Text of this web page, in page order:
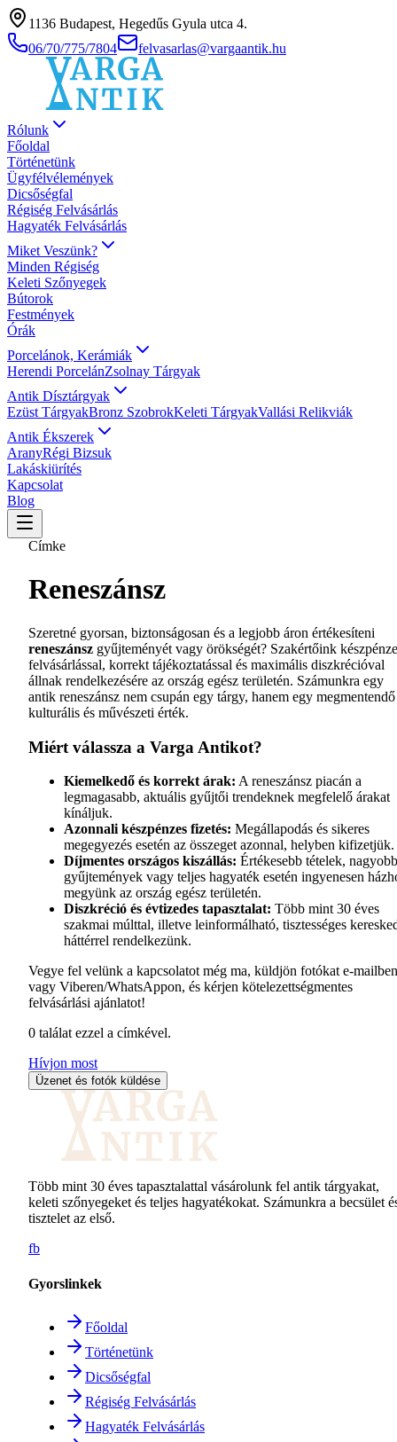
1136 Budapest, Hegedűs Gyula utca 4.
06/70/775/7804
felvasarlas@vargaantik.hu
Rólunk
Főoldal
Történetünk
Ügyfélvélemények
Dicsőségfal
Régiség Felvásárlás
Hagyaték Felvásárlás
Miket Veszünk?
Minden Régiség
Keleti Szőnyegek
Bútorok
Festmények
Órák
Porcelánok, Kerámiák
Herendi PorcelánZsolnay Tárgyak
Antik Dísztárgyak
Ezüst TárgyakBronz SzobrokKeleti TárgyakVallási Relikviák
Antik Ékszerek
AranyRégi Bizsuk
Lakáskiürítés
Kapcsolat
Blog
Címke
Reneszánsz
Szeretné gyorsan, biztonságosan és a legjobb áron értékesíteni
reneszánsz gyűjteményét vagy örökségét? Szakértőink
felvásárlással, korrekt tájékoztatással és maximális diszkrécióval
állnak rendelkezésére az ország egész területén. Számunkra egy
antik reneszánsz nem csupán egy tárgy, hanem egy megmentendő
kulturális és művészeti érték.
Miért válassza a Varga Antikot?
Kiemelkedő és korrekt árak: A reneszánsz piacán a
legmagasabb, aktuális gyűjtői trendeknek megfelelő árakat
kínáljuk.
Azonnali készpénzes fizetés: Megállapodás és sikeres
megegyezés esetén az összeget azonnal, helyben kifizetjük.
Díjmentes országos kiszállás: Értékesebb tételek, nagyobb
gyűjtemények vagy teljes hagyaték esetén ingyenesen
megyünk az ország egész területén.
Diszkréció és évtizedes tapasztalat: Több mint 30 éves
szakmai múlttal, illetve leinformálható, tisztességes
háttérrel rendelkezünk.
Vegye fel velünk a kapcsolatot még ma, küldjön fotókat e-mailben
vagy Viberen/WhatsAppon, és kérjen kötelezettségmentes
felvásárlási ajánlatot!
0 találat ezzel a címkével.
Hívjon most
Üzenet és fotók küldése
Több mint 30 éves tapasztalattal vásárolunk fel antik tárgyakat,
keleti szőnyegeket és teljes hagyatékokat. Számunkra a becsület
tisztelet az első.
fb
Gyorslinkek
Főoldal
Történetünk
Dicsőségfal
Régiség Felvásárlás
Hagyaték Felvásárlás